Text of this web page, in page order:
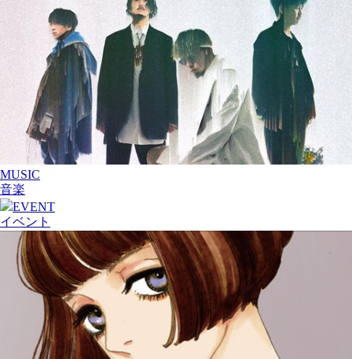
MUSIC
音楽
EVENT
イベント